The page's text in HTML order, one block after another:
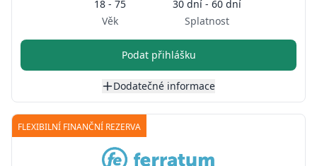
18 - 75
Věk
30 dní - 60 dní
Splatnost
Podat přihlášku
Dodatečné informace
FLEXIBILNÍ FINANČNÍ REZERVA